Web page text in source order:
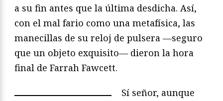
a su fin antes que la última desdicha. Así,
con el mal fario como una metafísica, las
manecillas de su reloj de pulsera —seguro
que un objeto exquisito— dieron la hora
final de Farrah Fawcett.
Sí señor, aunque